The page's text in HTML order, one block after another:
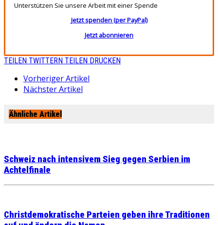
Unterstützen Sie unsere Arbeit mit einer Spende
Jetzt spenden (per PayPal)
Jetzt abonnieren
TEILEN TWITTERN TEILEN DRUCKEN
Vorheriger Artikel
Nächster Artikel
Ähnliche Artikel
Schweiz nach intensivem Sieg gegen Serbien im
Achtelfinale
Christdemokratische Parteien geben ihre Traditionen